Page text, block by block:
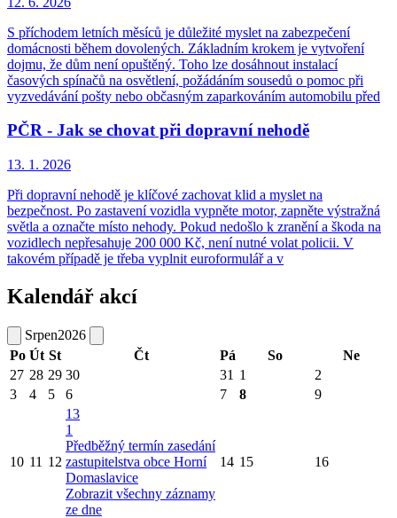
S příchodem letních měsíců je důležité myslet na zabezpečení
domácnosti během dovolených. Základním krokem je vytvoření
dojmu, že dům není opuštěný. Toho lze dosáhnout instalací
časových spínačů na osvětlení, požádáním sousedů o pomoc při
vyzvedávání pošty nebo občasným zaparkováním automobilu před
PČR - Jak se chovat při dopravní nehodě
13. 1. 2026
Při dopravní nehodě je klíčové zachovat klid a myslet na
bezpečnost. Po zastavení vozidla vypněte motor, zapněte výstražná
světla a označte místo nehody. Pokud nedošlo k zranění a škoda na
vozidlech nepřesahuje 200 000 Kč, není nutné volat policii. V
takovém případě je třeba vyplnit euroformulář a v
Kalendář akcí
Srpen2026
Po Út St Čt Pá So
Ne
27 28 29 30 31 1
2
3
4 5 6 7 8 9
10 11 12
13
1
Předběžný termín zasedání
zastupitelstva obce Horní
Domaslavice
Zobrazit všechny záznamy
ze dne
14 15 16